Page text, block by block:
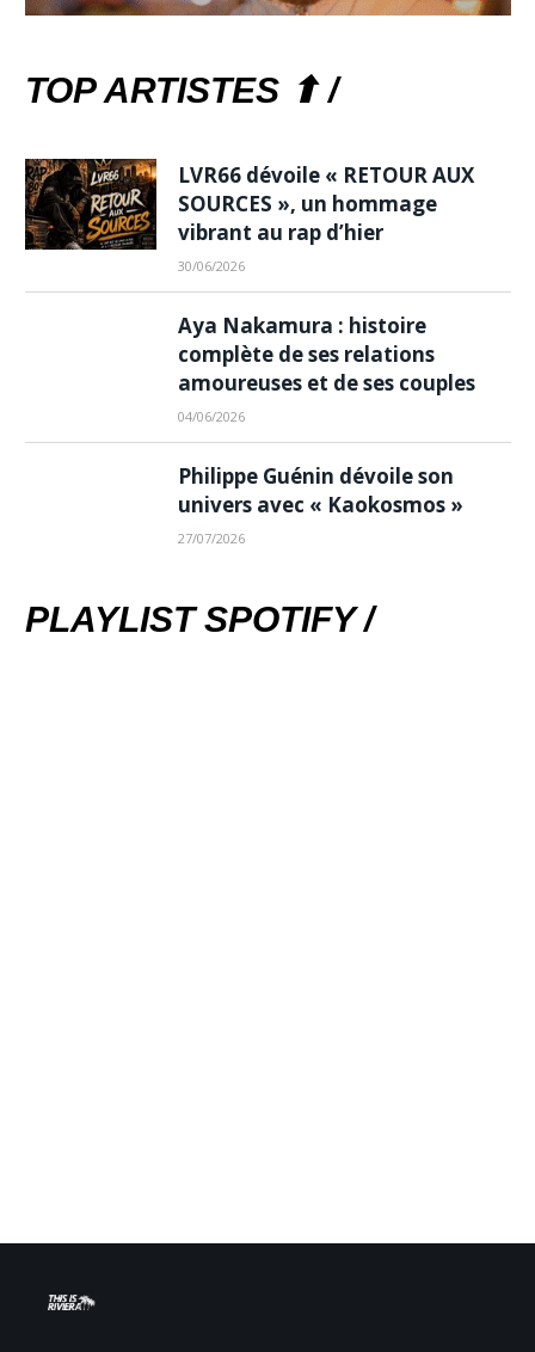
TOP ARTISTES ⬆ /
LVR66 dévoile « RETOUR AUX
SOURCES », un hommage
vibrant au rap d’hier
30/06/2026
Aya Nakamura : histoire
complète de ses relations
amoureuses et de ses couples
04/06/2026
Philippe Guénin dévoile son
univers avec « Kaokosmos »
27/07/2026
PLAYLIST SPOTIFY /